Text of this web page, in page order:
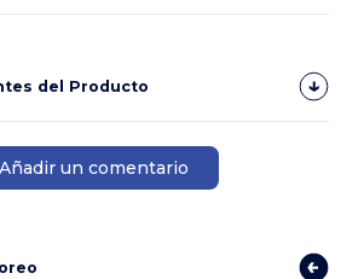
del Producto
Añadir un comentario